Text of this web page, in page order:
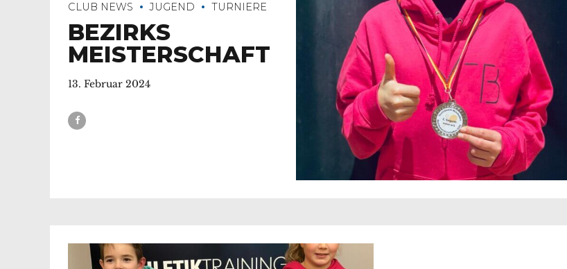
CLUB NEWS JUGEND TURNIERE
BEZIRKS
MEISTERSCHAFT
13. Februar 2024